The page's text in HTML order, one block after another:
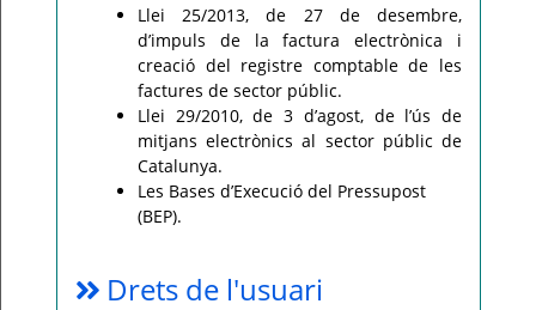
Llei 25/2013, de 27 de desembre,
d’impuls de la factura electrònica i
creació del registre comptable de les
factures de sector públic.
Llei 29/2010, de 3 d’agost, de l’ús de
mitjans electrònics al sector públic de
Catalunya.
Les Bases d’Execució del Pressupost
(BEP).
Drets de l'usuari